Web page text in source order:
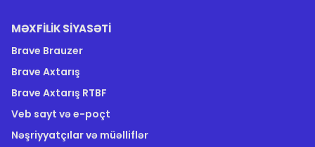
MƏXFILIK SIYASƏTI
Brave Brauzer
Brave Axtarış
Brave Axtarış RTBF
Veb sayt və e-poçt
Nəşriyyatçılar və müəlliflər